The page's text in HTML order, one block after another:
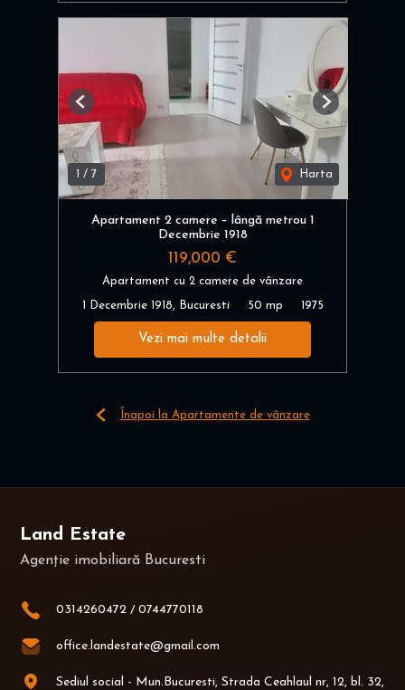
1 / 7 Harta
Previous Next
Apartament 2 camere – lângă metrou 1
Decembrie 1918
119,000 €
Apartament cu 2 camere de vânzare
1 Decembrie 1918, Bucuresti 50 mp 1975
Vezi mai multe detalii
Înapoi la Apartamente de vânzare
Land Estate
Agenție imobiliară Bucuresti
0314260472 / 0744770118
office.landestate@gmail.com
Sediul social - Mun.Bucuresti, Strada Ceahlaul nr, 12, bl. 32,